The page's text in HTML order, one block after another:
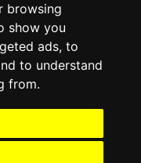
browsing
show you
ads, to
to understand
from.